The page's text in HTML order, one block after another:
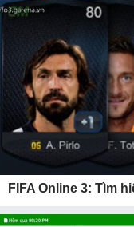
FIFA Online 3: Tìm